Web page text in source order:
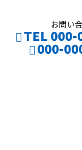
お問い
TEL
000-